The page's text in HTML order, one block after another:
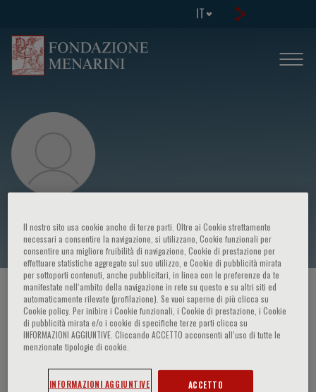
IT
R. Sestito
HOME PAGE / CORSI ED EVENTI / RELATORE
R. Sestito
Il nostro sito usa cookie anche di terze parti. Oltre ai Cookie strettamente
necessari a consentire la navigazione, si utilizzano, Cookie funzionali per
consentire una migliore fruibilità di navigazione, Cookie di prestazione per
effettuare statistiche aggregate sul suo utilizzo, e Cookie di pubblicità mirata
per sottoporti contenuti, anche pubblicitari, in linea con le preferenze da te
manifestate nell‘ambito della navigazione in rete su questo e su altri siti ed
automaticamente rilevate (profilazione). Se vuoi saperne di più clicca su
Cookie policy. Per inibire i Cookie funzionali, i Cookie di prestazione, i Cookie
di pubblicità mirata e/o i cookie di specifiche terze parti clicca su
INFORMAZIONI AGGIUNTIVE. Cliccando ACCETTO acconsenti all’uso di tutte le
menzionate tipologie di cookie.
INFORMAZIONI AGGIUNTIVE ACCETTO